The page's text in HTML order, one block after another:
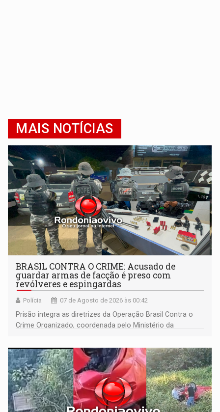
MAIS NOTÍCIAS
BRASIL CONTRA O CRIME: Acusado de
guardar armas de facção é preso com
revólveres e espingardas
Polícia 07 de Agosto de 2026 às 00:42
Prisão integra as diretrizes da Operação Brasil Contra o
Crime Organizado, coordenada pelo Ministério da